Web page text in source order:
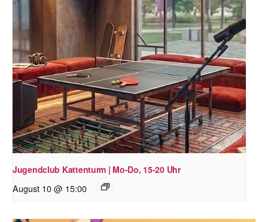
Jugendclub Kattenturm | Mo-Do, 15-20 Uhr
August 10 @ 15:00